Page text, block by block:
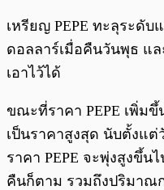
เหรียญ PEPE ทะลุระดับ
ดอลลาร์เมื่อคืนวันพุธ แ
เอาไว้ได้
ขณะที่ราคา PEPE เพิ่มขึ้
เป็นราคาสูงสุด นับตั้งแ
ราคา PEPE จะพุ่งสูงขึ้น
คืนก็ตาม รวมถึงปริมาณ